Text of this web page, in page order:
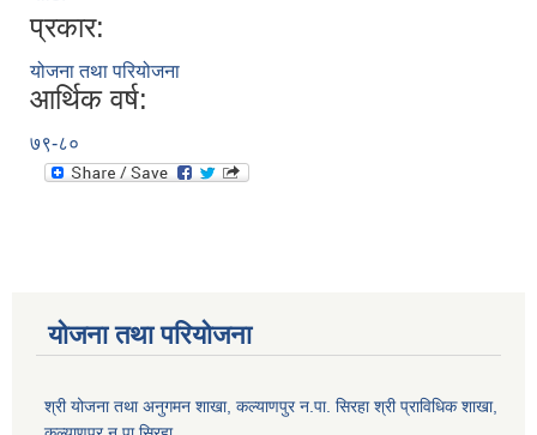
प्रकार:
योजना तथा परियोजना
आर्थिक वर्ष:
७९-८०
योजना तथा परियोजना
श्री योजना तथा अनुगमन शाखा, कल्याणपुर न.पा. सिरहा श्री प्राविधिक शाखा,